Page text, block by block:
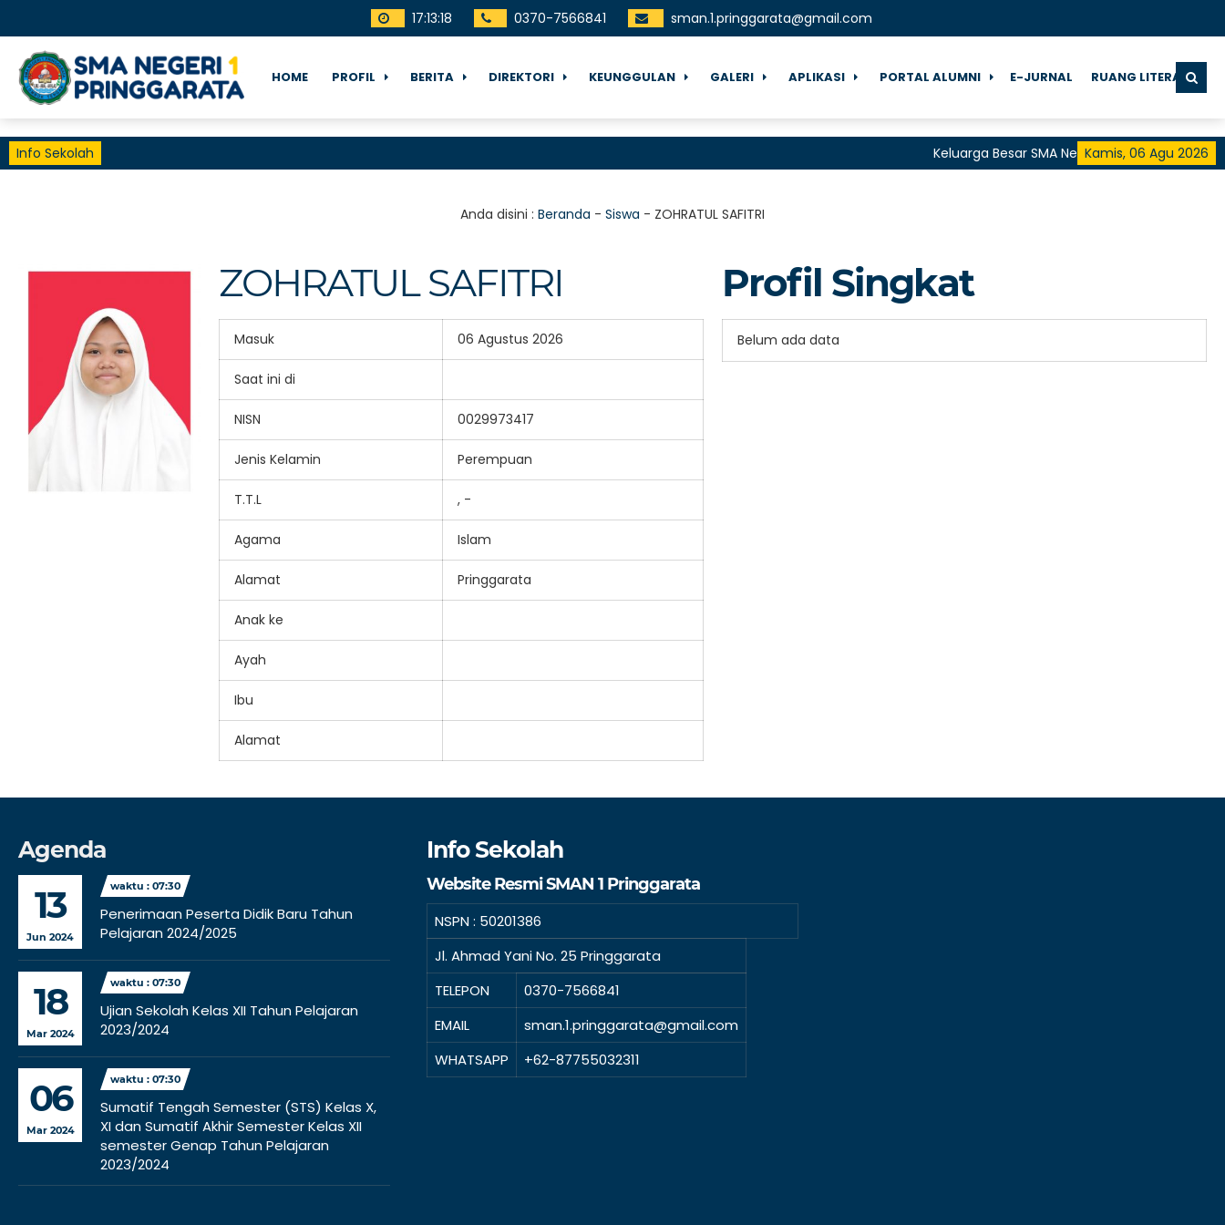
17:13:18 0370-7566841 sman.1.pringgarata@gmail.com
HOME PROFIL BERITA DIREKTORI KEUNGGULAN GALERI APLIKASI PORTAL ALUMNI E-JURNAL RUANG LITERASI
Info Sekolah Kamis, 06 Agu 2026
Keluarga Besar SMA Negeri 1 Pringgarata
Anda disini : Beranda - Siswa - ZOHRATUL SAFITRI
ZOHRATUL SAFITRI
Masuk 06 Agustus 2026
Saat ini di
NISN 0029973417
Jenis Kelamin Perempuan
T.T.L , -
Agama Islam
Alamat Pringgarata
Anak ke
Ayah
Ibu
Alamat
Profil Singkat
Belum ada data
Agenda
13
Jun 2024
waktu : 07:30
Penerimaan Peserta Didik Baru Tahun
Pelajaran 2024/2025
18
Mar 2024
waktu : 07:30
Ujian Sekolah Kelas XII Tahun Pelajaran
2023/2024
06
Mar 2024
waktu : 07:30
Sumatif Tengah Semester (STS) Kelas X,
XI dan Sumatif Akhir Semester Kelas XII
semester Genap Tahun Pelajaran
2023/2024
Info Sekolah
Website Resmi SMAN 1 Pringgarata
NSPN : 50201386
Jl. Ahmad Yani No. 25 Pringgarata
TELEPON
0370-7566841
EMAIL
sman.1.pringgarata@gmail.com
WHATSAPP
+62-87755032311